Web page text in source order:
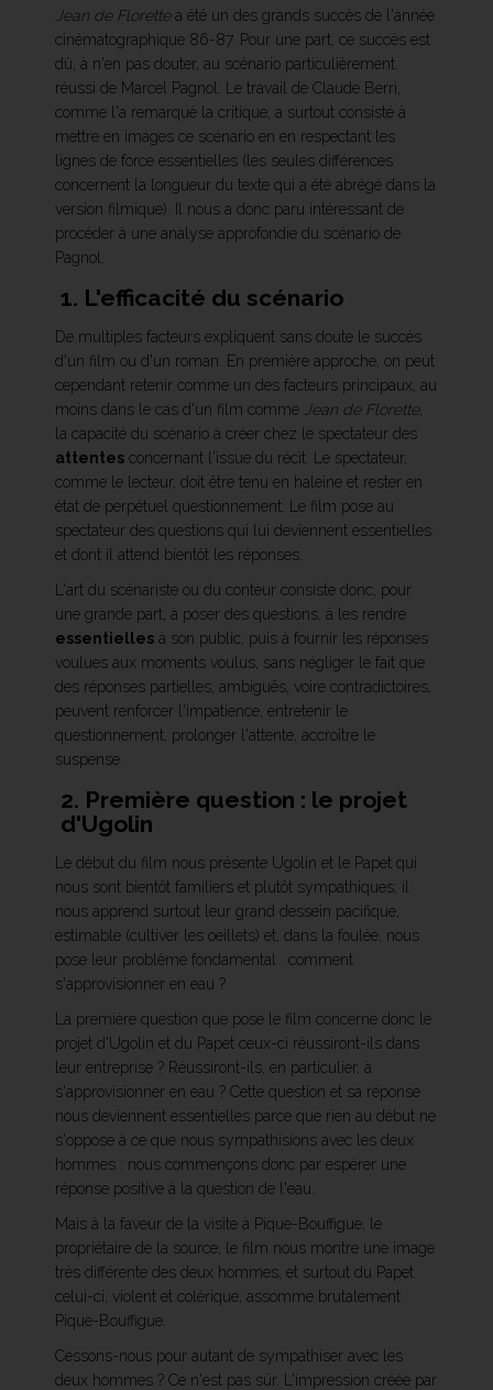
Jean de Florettea été un des grands succès de l'année
cinématographique 86-87. Pour une part, ce succès est
dû, à n'en pas douter, au scénario particulièrement
réussi de Marcel Pagnol. Le travail de Claude Berri,
comme l'a remarqué la critique, a surtout consisté à
mettre en images ce scénario en en respectant les
lignes de force essentielles (les seules différences
concernent la longueur du texte qui a été abrégé dans la
version filmique). Il nous a donc paru intéressant de
procéder à une analyse approfondie du scénario de
Pagnol.
1. L'efficacité du scénario
De multiples facteurs expliquent sans doute le succès
d'un film ou d'un roman. En première approche, on peut
cependant retenir comme un des facteurs principaux, au
moins dans le cas d'un film comme Jean de Florette,
la capacité du scénario à créer chez le spectateur des
attentes concernant l'issue du récit. Le spectateur,
comme le lecteur, doit être tenu en haleine et rester en
état de perpétuel questionnement. Le film pose au
spectateur des questions qui lui deviennent essentielles
et dont il attend bientôt les réponses.
L'art du scénariste ou du conteur consiste donc, pour
une grande part, à poser des questions, à les rendre
essentielles à son public, puis à fournir les réponses
voulues aux moments voulus, sans négliger le fait que
des réponses partielles, ambiguës, voire contradictoires,
peuvent renforcer l'impatience, entretenir le
questionnement, prolonger l'attente, accroître le
suspense.
2. Première question : le projet
d'Ugolin
Le début du film nous présente Ugolin et le Papet qui
nous sont bientôt familiers et plutôt sympathiques; il
nous apprend surtout leur grand dessein pacifique,
estimable (cultiver les oeillets) et, dans la foulée, nous
pose leur problème fondamental : comment
s'approvisionner en eau ?
La première question que pose le film concerne donc le
projet d'Ugolin et du Papet ceux-ci réussiront-ils dans
leur entreprise ? Réussiront-ils, en particulier, à
s'approvisionner en eau ? Cette question et sa réponse
nous deviennent essentielles parce que rien au début ne
s'oppose à ce que nous sympathisions avec les deux
hommes : nous commençons donc par espérer une
réponse positive à la question de l'eau.
Mais à la faveur de la visite à Pique-Bouffigue, le
propriétaire de la source, le film nous montre une image
très différente des deux hommes, et surtout du Papet
celui-ci, violent et colérique, assomme brutalement
Pique-Bouffigue.
Cessons-nous pour autant de sympathiser avec les
deux hommes ? Ce n'est pas sûr. L'impression créée par